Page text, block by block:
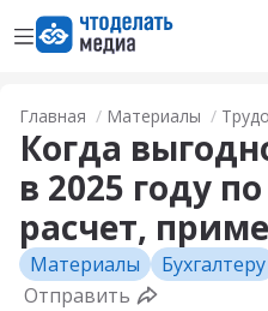
Открыть менюПерейти на
Главная Материалы
Когда
в 2025 году
расчет,
Материалы Бухгалтеру
Отправить